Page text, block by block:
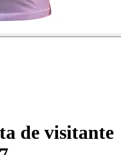
de visitante